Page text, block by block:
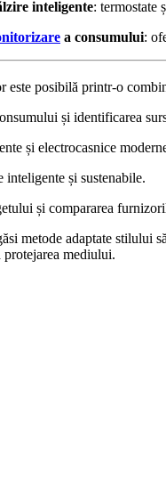
inteligente: termostate
a consumului:
este posibilă printr-o
și identificarea
și electrocasnice
și sustenabile.
și compararea
metode adaptate stilului
mediului.